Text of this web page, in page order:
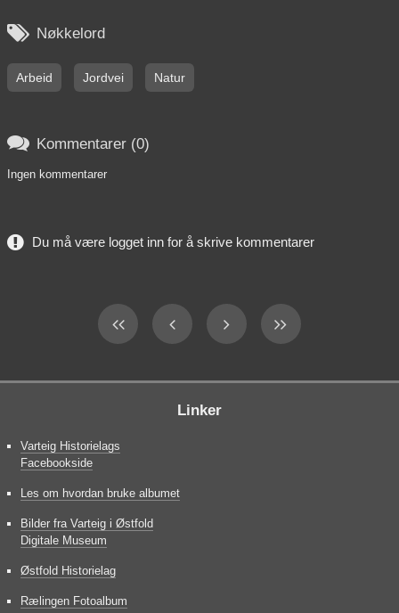
 Nøkkelord
Arbeid Jordvei Natur
 Kommentarer (0)
Ingen kommentarer
Du må være logget inn for å skrive kommentarer
Linker
Varteig Historielags
Facebookside
Les om hvordan bruke albumet
Bilder fra Varteig i Østfold
Digitale Museum
Østfold Historielag
Rælingen Fotoalbum